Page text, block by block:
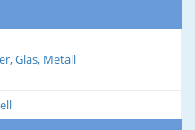
Glas, Metall